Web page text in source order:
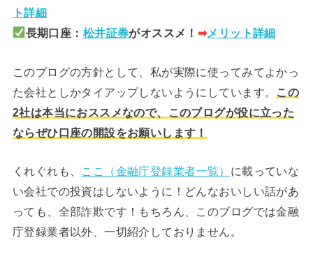
ト詳細
長期口座： 松井証券がオススメ！ ➡︎メリット詳細
このブログの方針として、私が実際に使ってみてよかっ
た会社としかタイアップしないようにしています。 この
2社は本当におススメなので、このブログが役に立った
ならぜひ口座の開設をお願いします！
くれぐれも、 ここ（金融庁登録業者一覧） に載っていな
い会社での投資はしないように！どんなおいしい話があ
っても、全部詐欺です！もちろん、このブログでは金融
庁登録業者以外、一切紹介しておりません。